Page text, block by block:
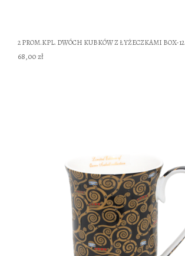
2 PROM.KPL. DWÓCH KUBKÓW Z ŁYŻECZKAMI BOX-12
68,00 zł